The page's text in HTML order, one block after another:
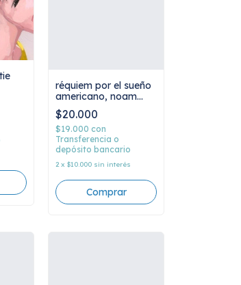
réquiem por el sueño
americano, noam
chomsky
$20.000
$19.000 con
Transferencia o
depósito bancario
2 x $10.000 sin interés